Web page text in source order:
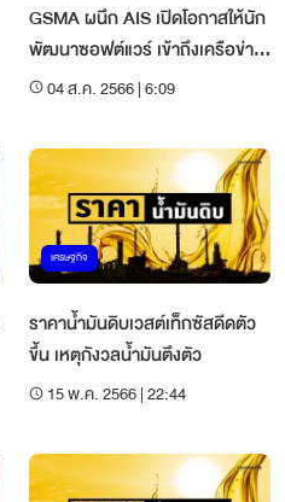
GSMA ผนึก AIS เปิดโอกาสให้นัก
พัฒนาซอฟต์แวร์ เข้าถึงเครือข่าย
โทรคมนาคมผ่าน API
04 ส.ค. 2566 | 6:09
เศรษฐกิจ
ราคาน้ำมันดิบเวสต์เท็กซัสดีดตัว
ขึ้น เหตุกังวลน้ำมันตึงตัว
15 พ.ค. 2566 | 22:44